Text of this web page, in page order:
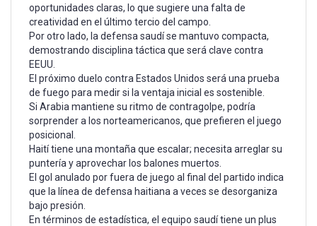
oportunidades claras, lo que sugiere una falta de
creatividad en el último tercio del campo.
Por otro lado, la defensa saudí se mantuvo compacta,
demostrando disciplina táctica que será clave contra
EEUU.
El próximo duelo contra Estados Unidos será una prueba
de fuego para medir si la ventaja inicial es sostenible.
Si Arabia mantiene su ritmo de contragolpe, podría
sorprender a los norteamericanos, que prefieren el juego
posicional.
Haití tiene una montaña que escalar; necesita arreglar su
puntería y aprovechar los balones muertos.
El gol anulado por fuera de juego al final del partido indica
que la línea de defensa haitiana a veces se desorganiza
bajo presión.
En términos de estadística, el equipo saudí tiene un plus